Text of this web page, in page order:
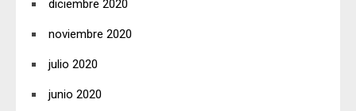
diciembre 2020
noviembre 2020
julio 2020
junio 2020